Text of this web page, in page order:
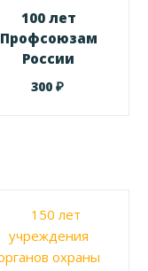
100 лет
Профсоюзам
России
300 ₽